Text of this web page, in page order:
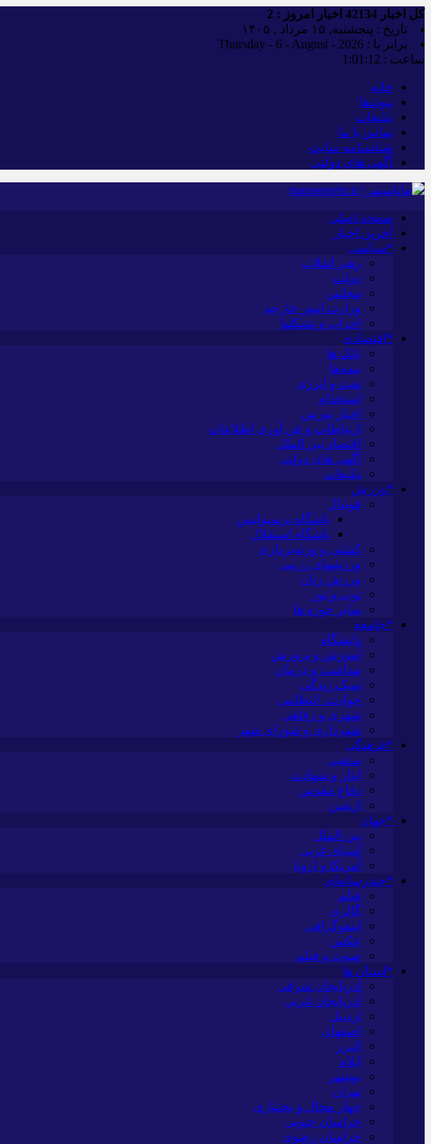
کل اخبار اخبار امروز : 2
تاریخ : پنجشنبه, ۱۵ مرداد , ۱۴۰۵
برابر با : Thursday - 6 - August - 2026
ساعت : 1:01:13
خانه
پیوندها
تبلیغات
تماس با ما
شناسنامه سایت
آگهی های دولتی
صفحه اصلی
آخرین اخبار
*سیاسی
رهبر انقلاب
دولت
مجلس
وزارت امور خارجه
احزاب و تشکلها
*اقتصادی
بانک ها
بیمه‌ها
نفت و انرژی
استخدام
اخبار بورس
ارتباطات و فن آوری اطلاعات
اقتصاد بین الملل
آگهی های دولتی
تبلیغات
*ورزش
فوتبال
باشگاه پرسپولیس
باشگاه استقلال
کشتی و وزنه‌برداری
ورزشهای رزمی
ورزش زنان
توپ و تور
سایر حوزه ها
*جامعه
دانشگاه
آموزش و پرورش
بهداشت و درمان
سبک زندگی
حوادث، انتظامی
شهری و رفاهی
شهرداری و شورای شهر
*فرهنگی
مذهبی
ایثار و شهادت
دفاع مقدس
اربعین
*جهان
بین الملل
آسیای غربی
آمریکا و اروپا
*چندرسانه‌ای
فیلم
گالری
اینفوگرافی
عکس
صوت و فیلم
*استان ها
آذربایجان شرقی
آذربایجان غربی
اردبیل
اصفهان
البرز
ایلام
بوشهر
تهران
چهار محال و بختیاری
خراسان جنوبی
خراسان رضوی